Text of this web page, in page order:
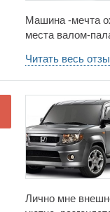
Машина -мечта
места валом-
рост). В
отзывах...одно
как раз 169
эль просто
Читать весь
Лично мне